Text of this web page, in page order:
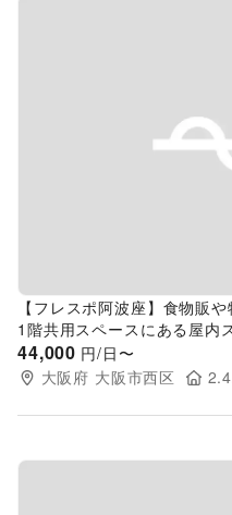
Previous slide
【フレスポ阿波座】食物販
1階共用スペースにある屋内
44,000 円/日〜
大阪府 大阪市西区